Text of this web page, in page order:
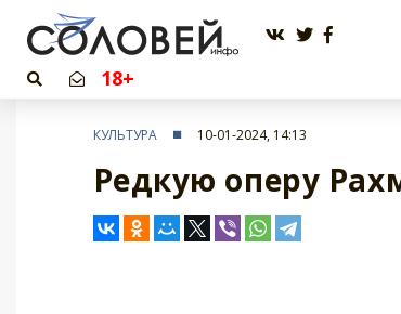
18+
КУЛЬТУРА 10-01-2024, 14:13
Редкую оперу